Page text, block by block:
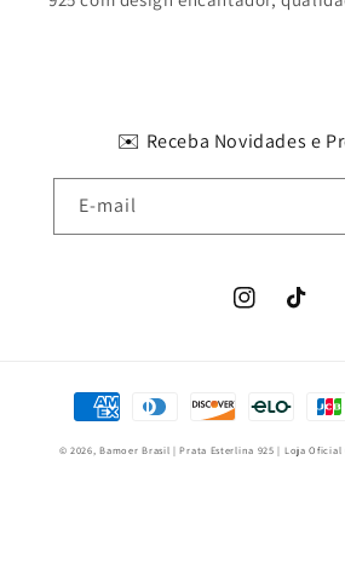
✉️ Receba Novidades e
E-mail
InstagramTikTok
Formas
de
pagamento
© 2026,Bamoer Brasil | Prata Esterlina 925 | Loja Oficial